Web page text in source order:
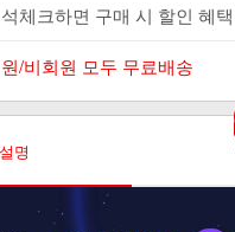
체크하면 구매 시 할인 혜택
/비회원 모두 무료배송
명